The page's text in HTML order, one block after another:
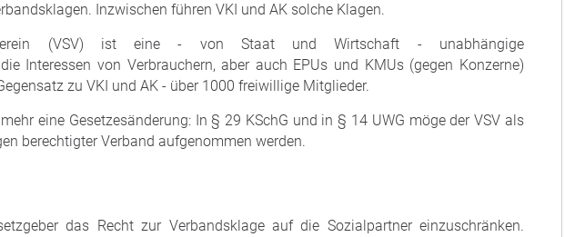
Inzwischen führen VKI und AK solche Klagen.
(VSV) ist eine - von Staat und Wirtschaft - unabhängige
Interessen von Verbrauchern, aber auch EPUs und KMUs (gegen Konzerne)
zu VKI und AK - über 1000 freiwillige Mitglieder.
eine Gesetzesänderung: In § 29 KSchG und in § 14 UWG möge der VSV als
berechtigter Verband aufgenommen werden.
das Recht zur Verbandsklage auf die Sozialpartner einzuschränken.